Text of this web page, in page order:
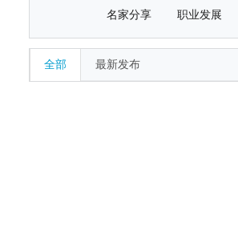
名家分享 职业发展
全部 最新发布